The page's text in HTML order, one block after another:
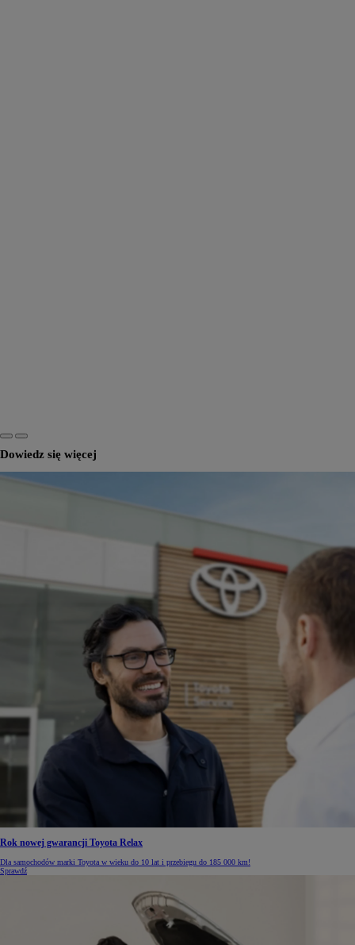
Dowiedz się więcej
Rok nowej gwarancji Toyota Relax
Dla samochodów marki Toyota w wieku do 10 lat i przebiegu do 185 000 km!
Sprawdź